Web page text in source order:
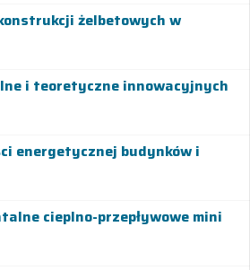
żelbetowych w
i teoretyczne innowacyjnych
energetycznej budynków i
cieplno-przepływowe mini